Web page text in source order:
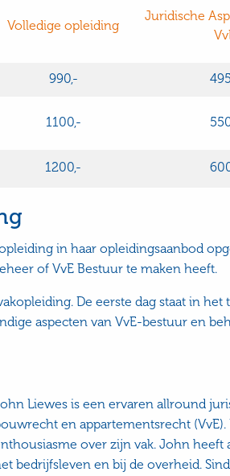
Volledige opleiding
Juridische
990,-
1100,-
1200,-
in haar opleidingsaanbod
of VvE Bestuur te maken heeft.
De eerste dag staat in
aspecten van VvE-bestuur en
Liewes is een ervaren allround
en appartementsrecht
over zijn vak. John
bedrijfsleven en bij de overheid.